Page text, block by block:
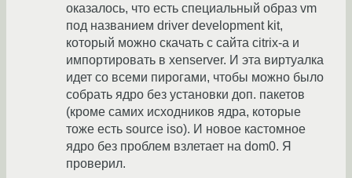
оказалось, что есть специальный образ vm
под названием driver development kit,
который можно скачать с сайта citrix-а и
импортировать в xenserver. И эта виртуалка
идет со всеми пирогами, чтобы можно было
собрать ядро без установки доп. пакетов
(кроме самих исходников ядра, которые
тоже есть source iso). И новое кастомное
ядро без проблем взлетает на dom0. Я
проверил.